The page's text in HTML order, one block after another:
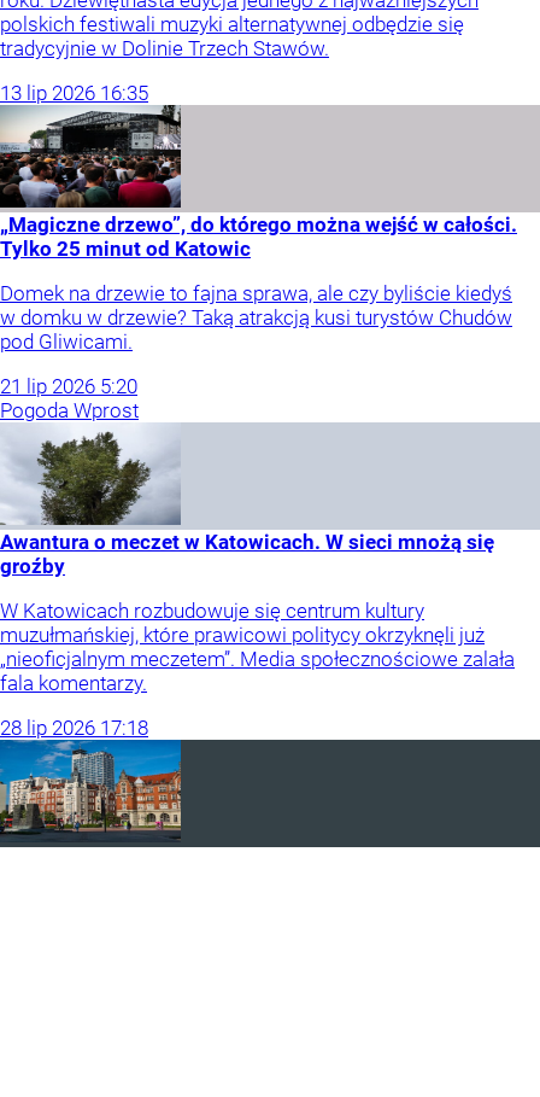
polskich festiwali muzyki alternatywnej odbędzie się
tradycyjnie w Dolinie Trzech Stawów.
13 lip 2026 16:35
„Magiczne drzewo”, do którego można wejść w całości.
Tylko 25 minut od Katowic
Domek na drzewie to fajna sprawa, ale czy byliście kiedyś
w domku w drzewie? Taką atrakcją kusi turystów Chudów
pod Gliwicami.
21 lip 2026 5:20
Pogoda Wprost
Awantura o meczet w Katowicach. W sieci mnożą się
groźby
W Katowicach rozbudowuje się centrum kultury
muzułmańskiej, które prawicowi politycy okrzyknęli już
„nieoficjalnym meczetem”. Media społecznościowe zalała
fala komentarzy.
28 lip 2026 17:18